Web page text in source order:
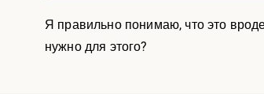
Я правильно понимаю, что это
нужно для этого?